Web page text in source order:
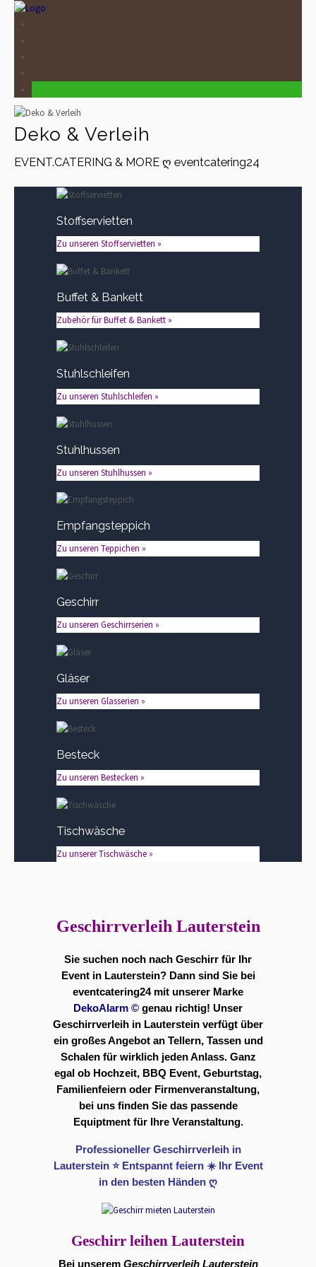
Deko & Verleih
EVENT.CATERING & MORE ღ eventcatering24
Stoffservietten
Zu unseren Stoffservietten »
Buffet & Bankett
Zubehör für Buffet & Bankett »
Stuhlschleifen
Zu unseren Stuhlschleifen »
Stuhlhussen
Zu unseren Stuhlhussen »
Empfangsteppich
Zu unseren Teppichen »
Geschirr
Zu unseren Geschirrserien »
Gläser
Zu unseren Glasserien »
Besteck
Zu unseren Bestecken »
Tischwäsche
Zu unserer Tischwäsche »
Geschirrverleih Lauterstein
Sie suchen noch nach Geschirr für Ihr
Event in Lauterstein? Dann sind Sie bei
eventcatering24 mit unserer Marke
DekoAlarm © genau richtig! Unser
Geschirrverleih in Lauterstein verfügt über
ein großes Angebot an Tellern, Tassen und
Schalen für wirklich jeden Anlass. Ganz
egal ob Hochzeit, BBQ Event, Geburtstag,
Familienfeiern oder Firmenveranstaltung,
bei uns finden Sie das passende
Equiptment für Ihre Veranstaltung.
Professioneller Geschirrverleih in
Lauterstein ⭐ Entspannt feiern ☀️ Ihr Event
in den besten Händen ღ
Geschirr leihen Lauterstein
Bei unserem Geschirrverleih Lauterstein